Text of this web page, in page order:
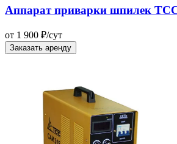
Аппарат приварки шпилек
от 1 900 ₽/сут
Заказать аренду